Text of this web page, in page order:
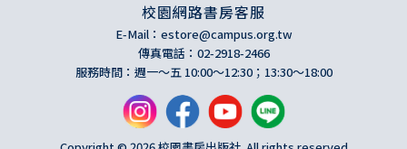
校園網路書房客服
E-Mail： estore@campus.org.tw
傳真電話：02-2918-2466
服務時間：週一～五 10:00～12:30；13:30～18:00